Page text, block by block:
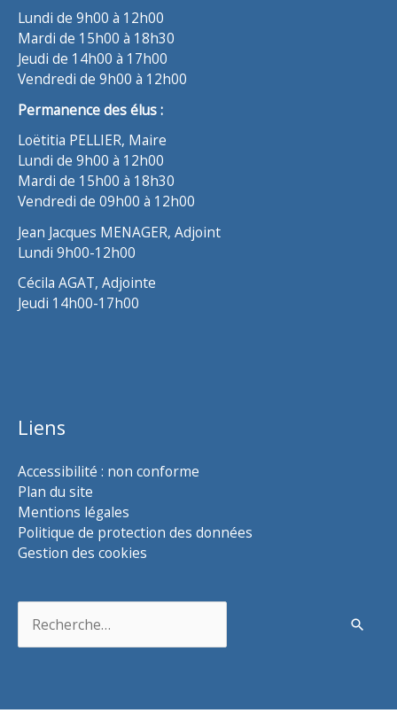
Lundi de 9h00 à 12h00
Mardi de 15h00 à 18h30
Jeudi de 14h00 à 17h00
Vendredi de 9h00 à 12h00
Permanence des élus :
Loëtitia PELLIER, Maire
Lundi de 9h00 à 12h00
Mardi de 15h00 à 18h30
Vendredi de 09h00 à 12h00
Jean Jacques MENAGER, Adjoint
Lundi 9h00-12h00
Cécila AGAT, Adjointe
Jeudi 14h00-17h00
Liens
Accessibilité : non conforme
Plan du site
Mentions légales
Politique de protection des données
Gestion des cookies